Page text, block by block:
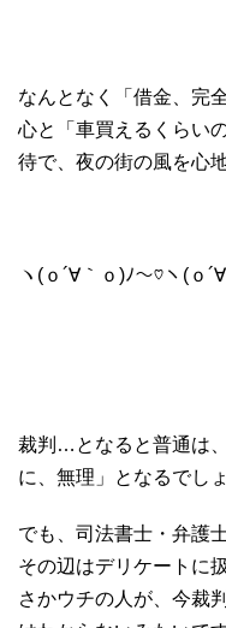
なんとなく「借金、完
心と「車買えるくらい
待で、夜の街の風を心
ヽ(ｏ´∀｀ｏ)ﾉ〜♡ヽ(ｏ
裁判…となると普通は
に、無理」となるでし
でも、司法書士・弁護
その辺はデリケートに
さかウチの人が、今裁